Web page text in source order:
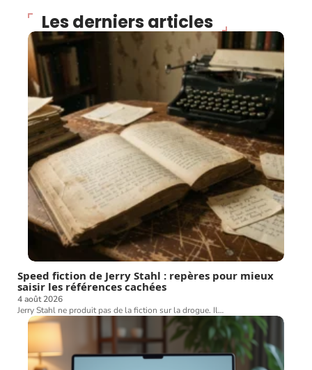
Les derniers articles
Speed fiction de Jerry Stahl : repères pour mieux
saisir les références cachées
4 août 2026
Jerry Stahl ne produit pas de la fiction sur la drogue. Il…